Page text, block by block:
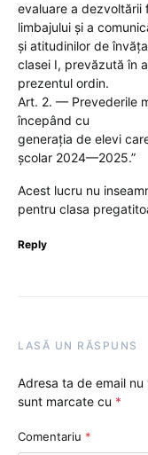
evaluare a dezvoltării
limbajului și a
și atitudinilor de
clasei I, prevăzută în
prezentul ordin.
Art. 2. — Prevederile
începând cu
generația de elevi
școlar 2024—2025.”
Acest lucru nu
pentru clasa
Reply
LASĂ UN RĂSPUNS
Adresa ta de email
sunt marcate cu *
Comentariu *